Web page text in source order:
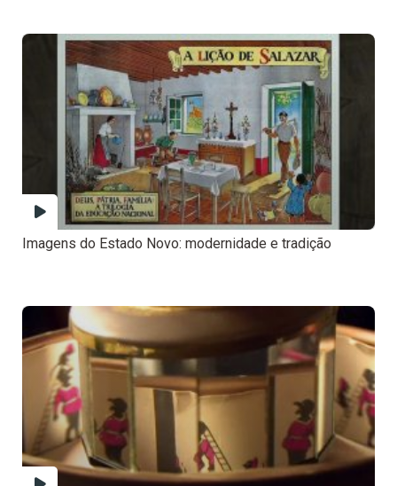
Imagens do Estado Novo: modernidade e tradição